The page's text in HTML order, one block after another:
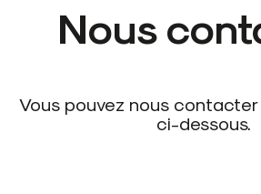
Nous
Vous pouvez nous contacter
ci-dessous.